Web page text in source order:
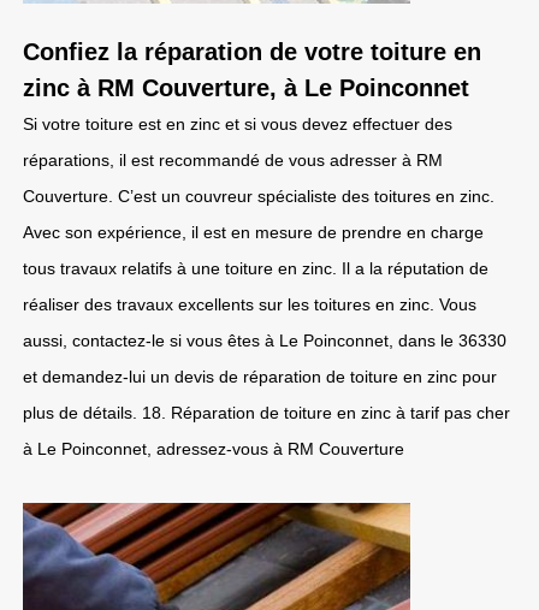
Confiez la réparation de votre toiture en
zinc à RM Couverture, à Le Poinconnet
Si votre toiture est en zinc et si vous devez effectuer des
réparations, il est recommandé de vous adresser à RM
Couverture. C’est un couvreur spécialiste des toitures en zinc.
Avec son expérience, il est en mesure de prendre en charge
tous travaux relatifs à une toiture en zinc. Il a la réputation de
réaliser des travaux excellents sur les toitures en zinc. Vous
aussi, contactez-le si vous êtes à Le Poinconnet, dans le 36330
et demandez-lui un devis de réparation de toiture en zinc pour
plus de détails. 18. Réparation de toiture en zinc à tarif pas cher
à Le Poinconnet, adressez-vous à RM Couverture